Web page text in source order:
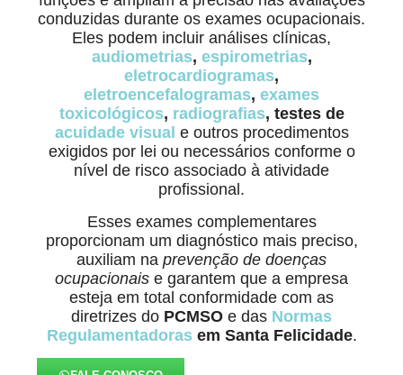
conduzidas durante os exames ocupacionais.
Eles podem incluir análises clínicas,
audiometrias, espirometrias,
eletrocardiogramas,
eletroencefalogramas, exames
toxicológicos, radiografias, testes de
acuidade visual e outros procedimentos
exigidos por lei ou necessários conforme o
nível de risco associado à atividade
profissional.
Esses exames complementares
proporcionam um diagnóstico mais preciso,
auxiliam na prevenção de doenças
ocupacionais e garantem que a empresa
esteja em total conformidade com as
diretrizes do PCMSO e das Normas
Regulamentadorasem Santa Felicidade.